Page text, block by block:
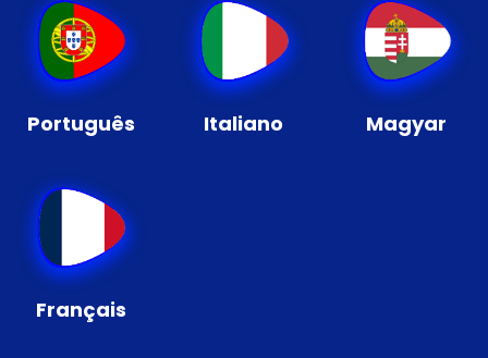
Português Italiano Magyar
Français